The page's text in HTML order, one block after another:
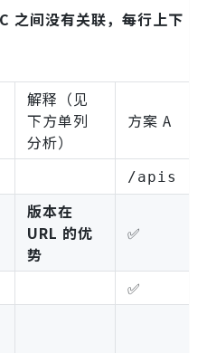
之间没有关联，每行上下
解释（见
下方单列
分析）
方案 A
/apis
版本在
URL 的优
势
✅
✅